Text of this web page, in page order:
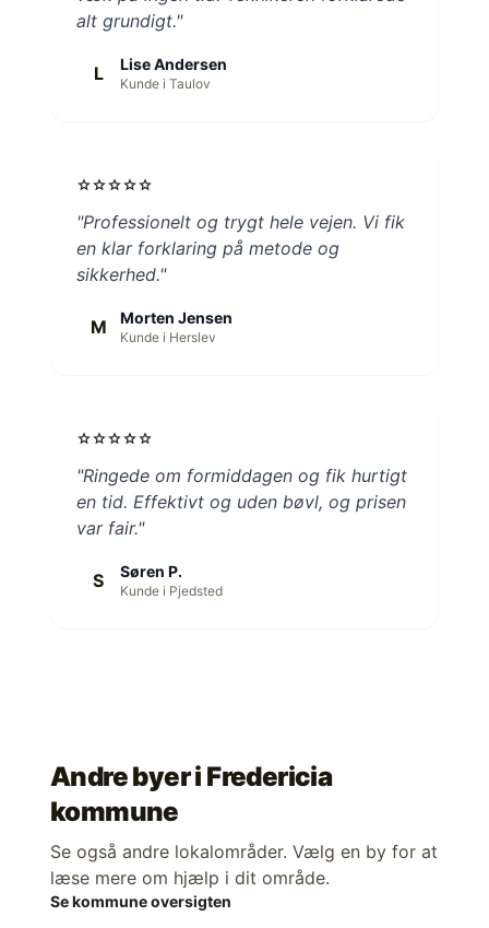
alt grundigt."
L Lise Andersen
Kunde i Taulov
starstarstarstarstar
"Professionelt og trygt hele vejen. Vi fik
en klar forklaring på metode og
sikkerhed."
M Morten Jensen
Kunde i Herslev
starstarstarstarstar
"Ringede om formiddagen og fik hurtigt
en tid. Effektivt og uden bøvl, og prisen
var fair."
S Søren P.
Kunde i Pjedsted
Andre byer i Fredericia
kommune
Se også andre lokalområder. Vælg en by for at
læse mere om hjælp i dit område.
Se kommune oversigten